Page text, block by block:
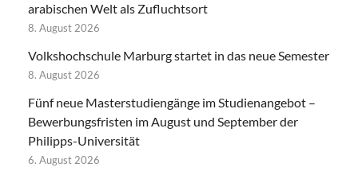
arabischen Welt als Zufluchtsort
8. August 2026
Volkshochschule Marburg startet in das neue Semester
8. August 2026
Fünf neue Masterstudiengänge im Studienangebot –
Bewerbungsfristen im August und September der
Philipps-Universität
6. August 2026